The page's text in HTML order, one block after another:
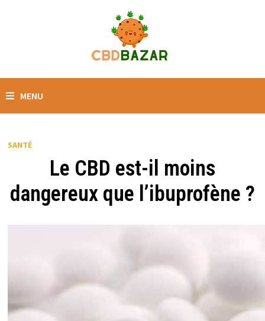
MENU
SANTÉ
Le CBD est-il moins
dangereux que l’ibuprofène ?